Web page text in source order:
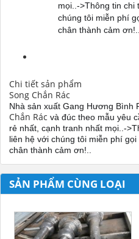
mọi..->Thông tin chi
chúng tôi miễn phí
chân thành cảm ơn!..
Chi tiết sản phẩm
Song Chắn Rác
Nhà sản xuất Gang Hương Bình
Chắn Rác và đúc theo mẫu yêu
rẻ nhất, cạnh tranh nhất mọi..-
liên hệ với chúng tôi miễn phí gọi
chân thành cảm ơn!..
SẢN PHẨM CÙNG LOẠI